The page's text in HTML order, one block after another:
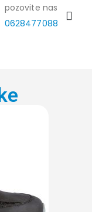
pozovite nas
0628477088